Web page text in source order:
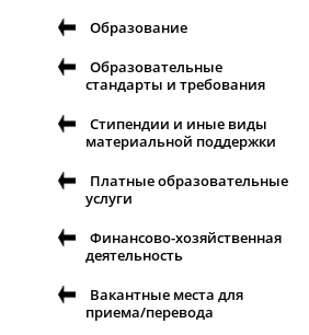
Образование
Образовательные
стандарты и требования
Стипендии и иные виды
материальной поддержки
Платные образовательные
услуги
Финансово-хозяйственная
деятельность
Вакантные места для
приема/перевода